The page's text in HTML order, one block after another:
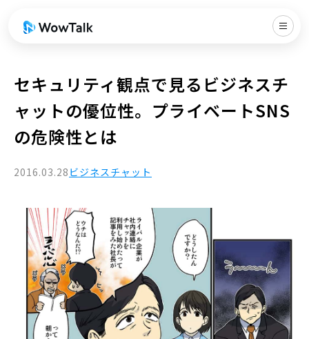
セキュリティ観点で見るビジネスチ
ャットの優位性。プライベートSNS
の危険性とは
2016.03.28 ビジネスチャット